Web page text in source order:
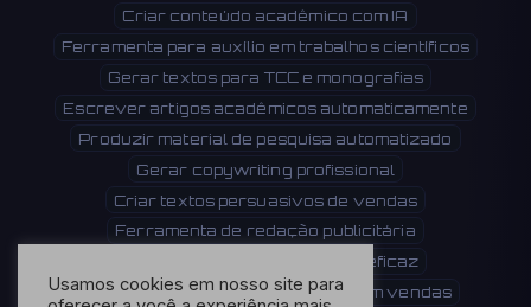
Criar conteúdo acadêmico com IA
Ferramenta para auxílio em trabalhos científicos
Gerar textos para TCC e monografias
Escrever artigos acadêmicos automaticamente
Produzir material de pesquisa automatizado
Gerar copywriting profissional
Criar textos persuasivos de vendas
Ferramenta de redação publicitária
Produzir conteúdo comercial eficaz
Escrever textos que convertem em vendas
Usamos cookies em nosso site para